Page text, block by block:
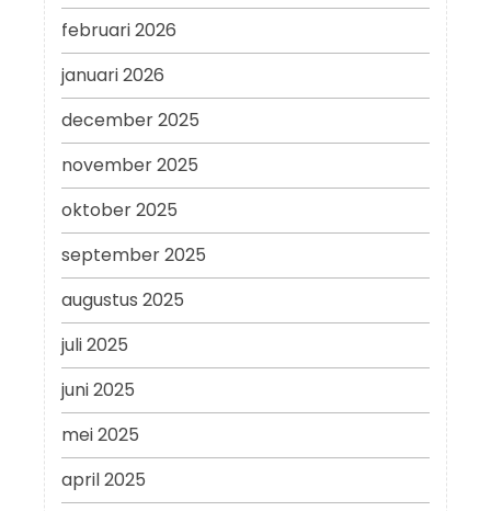
februari 2026
januari 2026
december 2025
november 2025
oktober 2025
september 2025
augustus 2025
juli 2025
juni 2025
mei 2025
april 2025